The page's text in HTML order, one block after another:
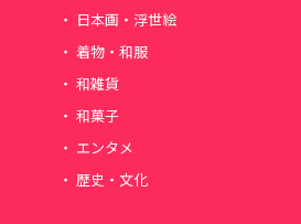
日本画・浮世絵
着物・和服
和雑貨
和菓子
エンタメ
歴史・文化